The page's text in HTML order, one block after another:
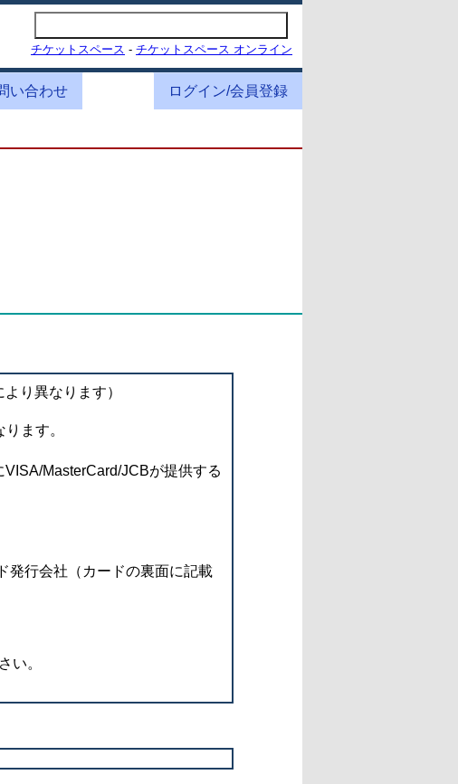
チケットスペース - チケットスペース オンライン
い合わせ ログイン/会員登録
り異なります）
ます。
MasterCard/JCBが提供する
発行会社（カードの裏面に記載
い。